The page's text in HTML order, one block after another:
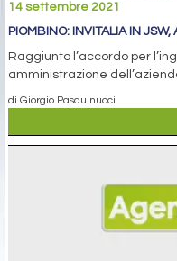
14 settembre 2021
PIOMBINO: INVITALIA IN JSW,
Raggiunto l’accordo per
amministrazione
di Giorgio Pasquinucci